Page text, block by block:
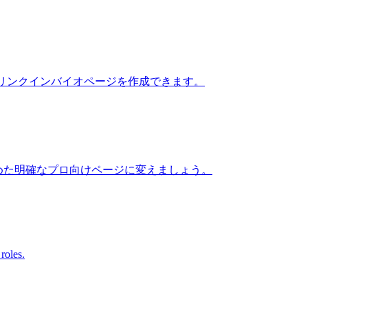
クインバイオページを作成できます。
明確なプロ向けページに変えましょう。